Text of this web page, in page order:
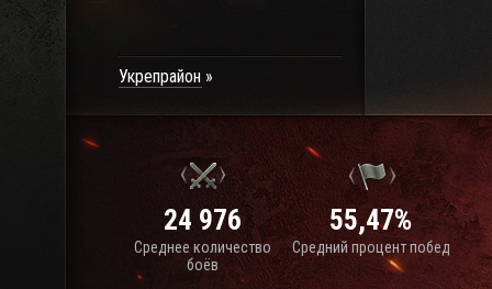
Укрепрайон
24 976
Среднее количество
боёв
55,47%
Средний процент побед